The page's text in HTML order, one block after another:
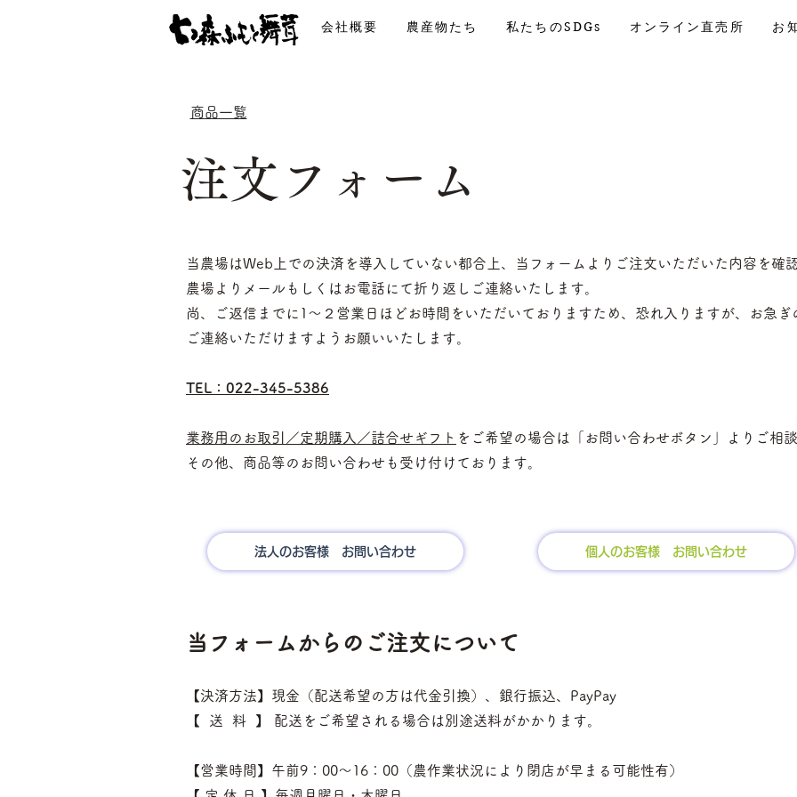
会社概要 農産物たち 私たちのSDGs オンライン直売所 お
商品一覧
​注文フォーム
当農場はWeb上での決済を導入していない都合上、当フォームよりご注文いただいた内容を確
農場よりメールもしくはお電話にて折り返しご連絡いたします。
尚、ご返信までに1～２営業日ほどお時間をいただいておりますため、恐れ入りますが、お急ぎ
ご連絡いただけますよう お願いいたします。
TEL：022-345-5386
業務用のお取引／定期購入／詰合せギフト をご希望の場合は 「お問い合わせボ タン」 より ご相
その他、商品等のお問い合わせも受け付けております。
法人のお客様 お問い合わせ 個人のお客様 お問い合わせ
当フォームからのご注文について
【決済方法】現金（配送希望の方は代金引換）、 銀行振込、PayPay
【 送 料 】 配送をご希望される場合は別途送料がかかります。
【営業時間】午前9：00～16：00（農作業状況により閉店が早まる可能性有）